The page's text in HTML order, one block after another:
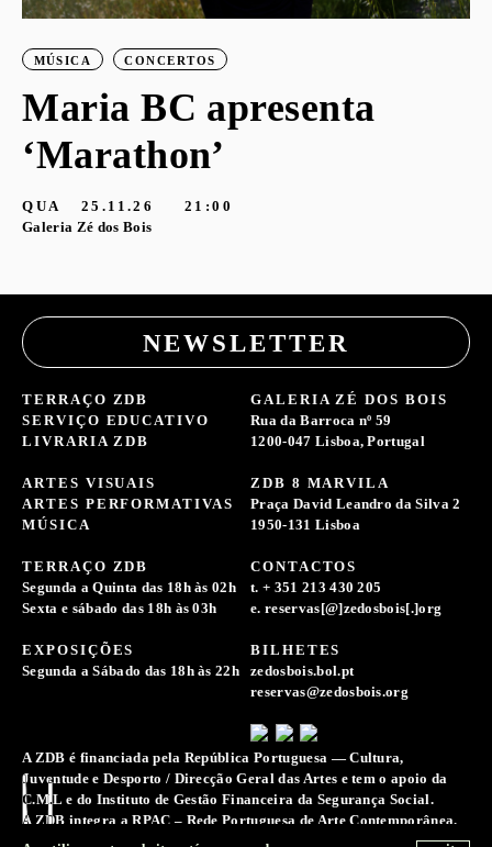
MÚSICA CONCERTOS
Maria BC apresenta
‘Marathon’
QUA 25.11.26
21:00
Galeria Zé dos Bois
NEWSLETTER
TERRAÇO ZDB
SERVIÇO EDUCATIVO
LIVRARIA ZDB
ARTES VISUAIS
ARTES PERFORMATIVAS
MÚSICA
GALERIA ZÉ DOS BOIS
Rua da Barroca nº 59
1200-047 Lisboa, Portugal
ZDB 8 MARVILA
Praça David Leandro da Silva 2
1950-131 Lisboa
TERRAÇO ZDB
Segunda a Quinta das 18h às 02h
Sexta e sábado das 18h às 03h
EXPOSIÇÕES
Segunda a Sábado das 18h às 22h
CONTACTOS
t. + 351 213 430 205
e. reservas[@]zedosbois[.]org
BILHETES
zedosbois.bol.pt
reservas@zedosbois.org
A ZDB é financiada pela República Portuguesa — Cultura,
Juventude e Desporto / Direcção Geral das Artes e tem o apoio da
C.M.L e do Instituto de Gestão Financeira da Segurança Social.
A ZDB integra a RPAC – Rede Portuguesa de Arte Contemporânea.
A Associação Zé dos Bois reserva-se o direito de recolher e